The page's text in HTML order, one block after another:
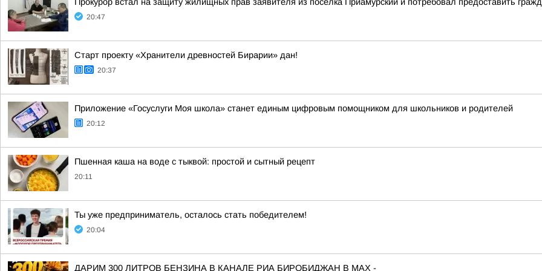
20:47
Старт проекту «Хранители древностей Бирарии» дан!
20:37
Приложение «Госуслуги Моя школа» станет единым цифровым помощником для школьников и родителей
20:12
Пшенная каша на воде с тыквой: простой и сытный рецепт
20:11
Ты уже предприниматель, осталось стать победителем!
20:04
ДАРИМ 300 ЛИТРОВ БЕНЗИНА В КАНАЛЕ РИА БИРОБИДЖАН В МАХ -